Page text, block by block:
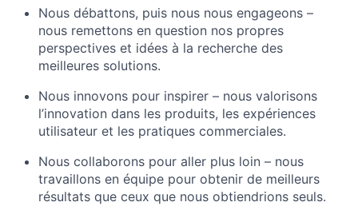
Nous débattons, puis nous nous engageons –
nous remettons en question nos propres
perspectives et idées à la recherche des
meilleures solutions.
Nous innovons pour inspirer – nous valorisons
l’innovation dans les produits, les expériences
utilisateur et les pratiques commerciales.
Nous collaborons pour aller plus loin – nous
travaillons en équipe pour obtenir de meilleurs
résultats que ceux que nous obtiendrions seuls.